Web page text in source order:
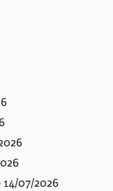
14/07/2026